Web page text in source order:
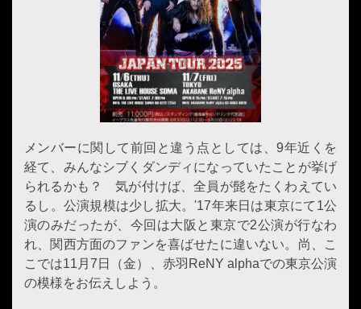
メンバーに関して前回と違う点としては、9年近くを
経て、みんなシブくダンディになっていたことが挙げ
られるかも？ 気が付けば、全員が髭をたくわえてい
るし。公演規模は少し拡大。'17年来日は東京にて1公
演のみだったが、今回は大阪と東京で2公演が行なわ
れ、関西方面のファンを喜ばせたに違いない。尚、こ
こでは11月7日（金）、赤羽ReNY alphaでの東京公演
の模様をお伝えしよう。